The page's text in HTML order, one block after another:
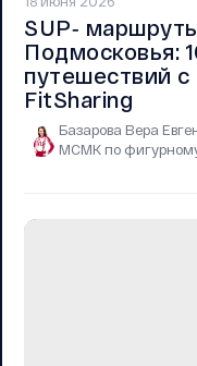
SUP‑
Подмосковья:
путешествий с
FitSharing
Базарова Вера
МСМК по